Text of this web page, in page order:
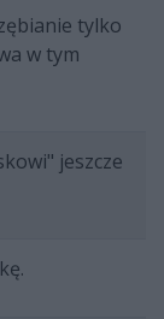
tylko
w tym
jeszcze